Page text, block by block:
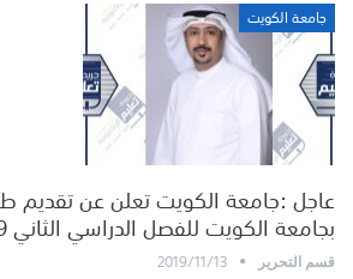
جامعة الكويت
عاجل :جامعة الكويت تعلن عن تقديم
بجامعة الكويت للفصل الدراسي الثاني 2020/2019
قسم التحرير 2019/11/13